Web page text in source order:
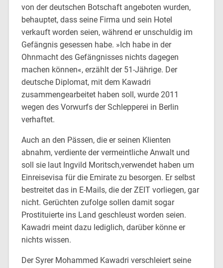
von der deutschen Botschaft angeboten wurden,
behauptet, dass seine Firma und sein Hotel
verkauft worden seien, während er unschuldig im
Gefängnis gesessen habe. »Ich habe in der
Ohnmacht des Gefängnisses nichts dagegen
machen können«, erzählt der 51-Jährige. Der
deutsche Diplomat, mit dem Kawadri
zusammengearbeitet haben soll, wurde 2011
wegen des Vorwurfs der Schlepperei in Berlin
verhaftet.
Auch an den Pässen, die er seinen Klienten
abnahm, verdiente der vermeintliche Anwalt und
soll sie laut Ingvild Moritsch,verwendet haben um
Einreisevisa für die Emirate zu besorgen. Er selbst
bestreitet das in E-Mails, die der ZEIT vorliegen, gar
nicht. Gerüchten zufolge sollen damit sogar
Prostituierte ins Land geschleust worden seien.
Kawadri meint dazu lediglich, darüber könne er
nichts wissen.
Der Syrer Mohammed Kawadri verschleiert seine